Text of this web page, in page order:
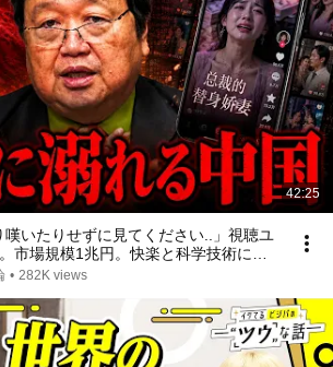
42:25
いたりせずに見てください..」視聴ユ
市場規模1兆円。快楽と科学技術によ
的に家畜化された社会が現実になる中
• 282K views